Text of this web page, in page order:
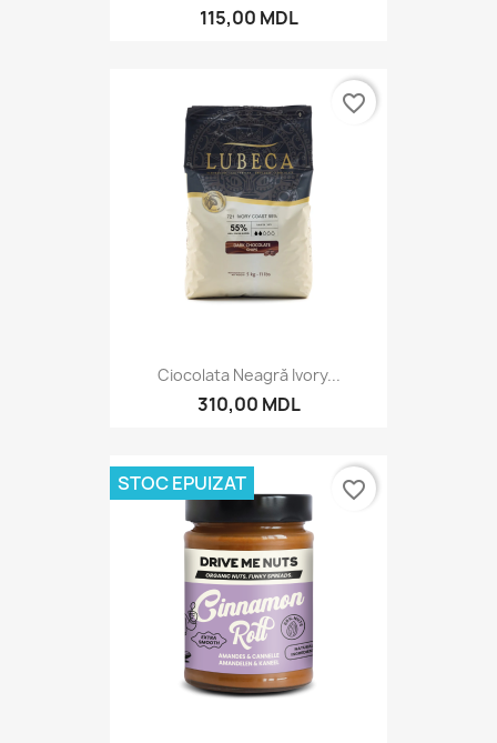
115,00 MDL
Ciocolata Neagră Ivory...
310,00 MDL
favorite_border
STOC EPUIZAT favorite_border